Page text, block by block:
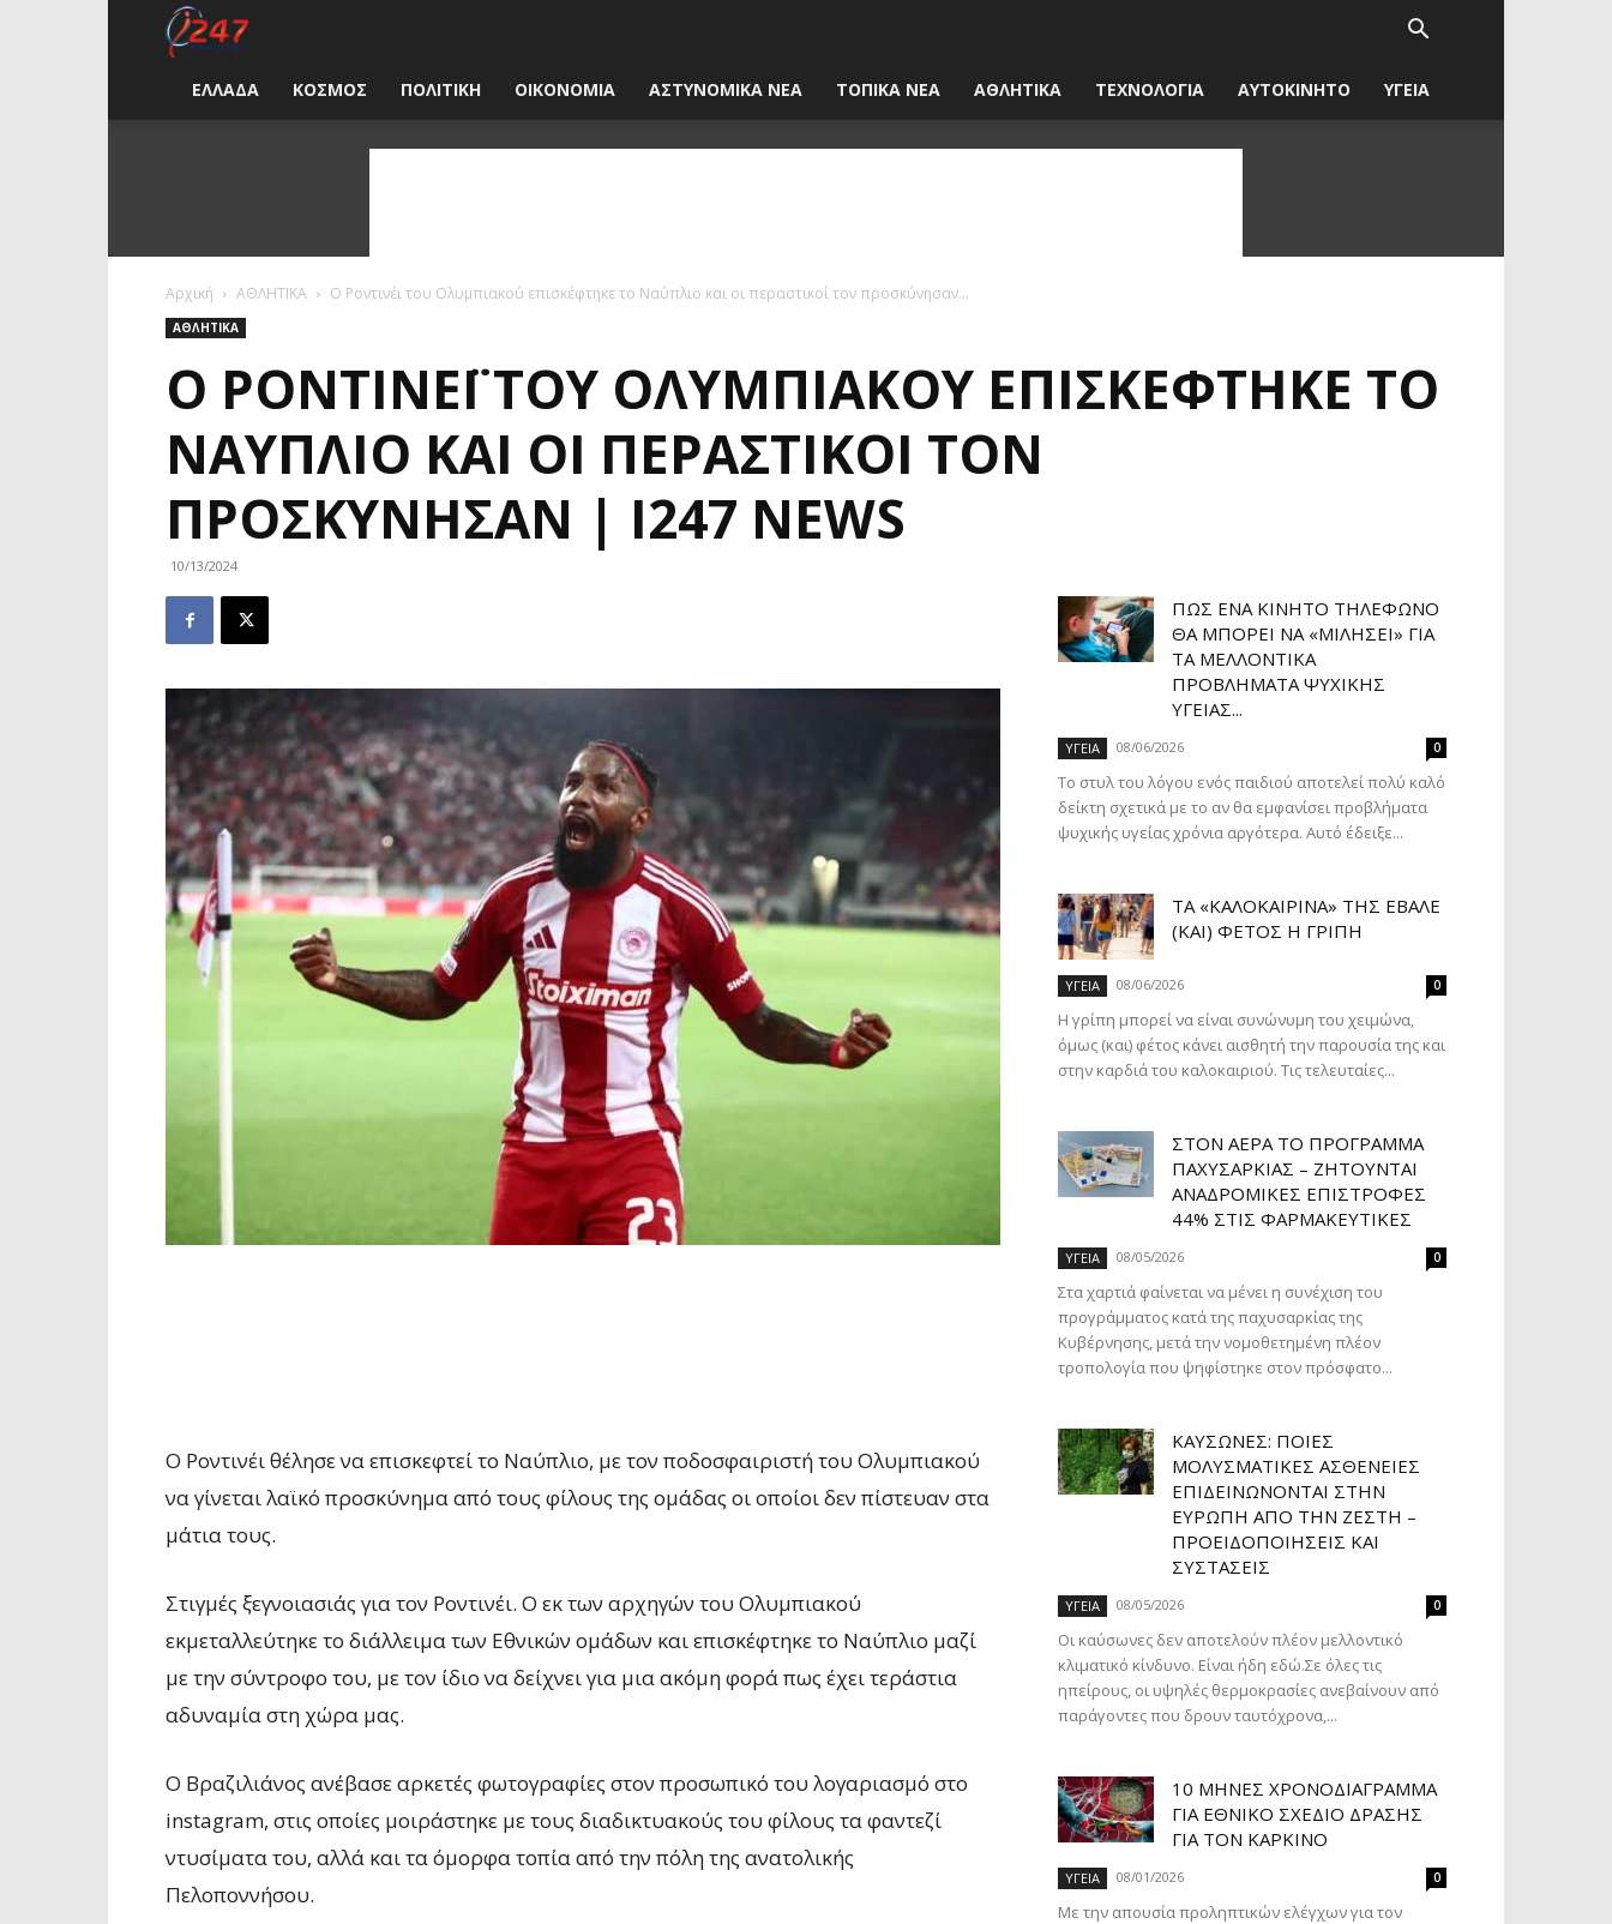
i247
News
ΕΛΛΑΔΑ ΚΟΣΜΟΣ ΠΟΛΙΤΙΚΗ ΟΙΚΟΝΟΜΙΑ ΑΣΤΥΝΟΜΙΚΑ ΝΕΑ ΤΟΠΙΚΑ ΝΕΑ ΑΘΛΗΤΙΚΑ ΤΕΧΝΟΛΟΓΙΑ ΑΥΤΟΚΙΝΗΤΟ ΥΓΕΙΑ
Αρχική ΑΘΛΗΤΙΚΑ Ο Ροντινέι του Ολυμπιακού επισκέφτηκε το Ναύπλιο και οι περαστικοί τον προσκύνησαν...
ΑΘΛΗΤΙΚΑ
Ο ΡΟΝΤΙΝΈΙ ΤΟΥ ΟΛΥΜΠΙΑΚΟΎ ΕΠΙΣΚΈΦΤΗΚΕ ΤΟ
ΝΑΎΠΛΙΟ ΚΑΙ ΟΙ ΠΕΡΑΣΤΙΚΟΊ ΤΟΝ
ΠΡΟΣΚΎΝΗΣΑΝ | I247 NEWS
10/13/2024
Ο Ροντινέι θέλησε να επισκεφτεί το Ναύπλιο, με τον ποδοσφαιριστή του Ολυμπιακού
να γίνεται λαϊκό προσκύνημα από τους φίλους της ομάδας οι οποίοι δεν πίστευαν στα
μάτια τους.
Στιγμές ξεγνοιασιάς για τον Ροντινέι. Ο εκ των αρχηγών του Ολυμπιακού
εκμεταλλεύτηκε το διάλλειμα των Εθνικών ομάδων και επισκέφτηκε το Ναύπλιο μαζί
με την σύντροφο του, με τον ίδιο να δείχνει για μια ακόμη φορά πως έχει τεράστια
αδυναμία στη χώρα μας.
Ο Βραζιλιάνος ανέβασε αρκετές φωτογραφίες στον προσωπικό του λογαριασμό στο
instagram, στις οποίες μοιράστηκε με τους διαδικτυακούς του φίλους τα φαντεζί
ντυσίματα του, αλλά και τα όμορφα τοπία από την πόλη της ανατολικής
Πελοποννήσου.
ΠΏΣ ΈΝΑ ΚΙΝΗΤΌ ΤΗΛΈΦΩΝΟ
ΘΑ ΜΠΟΡΕΊ ΝΑ «ΜΙΛΉΣΕΙ» ΓΙΑ
ΤΑ ΜΕΛΛΟΝΤΙΚΆ
ΠΡΟΒΛΉΜΑΤΑ ΨΥΧΙΚΉΣ
ΥΓΕΊΑΣ...
ΥΓΕΙΑ 08/06/2026 0
Το στυλ του λόγου ενός παιδιού αποτελεί πολύ καλό
δείκτη σχετικά με το αν θα εμφανίσει προβλήματα
ψυχικής υγείας χρόνια αργότερα. Αυτό έδειξε...
ΤΑ «ΚΑΛΟΚΑΙΡΙΝΆ» ΤΗΣ ΈΒΑΛΕ
(ΚΑΙ) ΦΈΤΟΣ Η ΓΡΊΠΗ
ΥΓΕΙΑ 08/06/2026 0
Η γρίπη μπορεί να είναι συνώνυμη του χειμώνα,
όμως (και) φέτος κάνει αισθητή την παρουσία της και
στην καρδιά του καλοκαιριού. Τις τελευταίες...
ΣΤΟΝ ΑΈΡΑ ΤΟ ΠΡΌΓΡΑΜΜΑ
ΠΑΧΥΣΑΡΚΊΑΣ – ΖΗΤΟΎΝΤΑΙ
ΑΝΑΔΡΟΜΙΚΈΣ ΕΠΙΣΤΡΟΦΈΣ
44% ΣΤΙΣ ΦΑΡΜΑΚΕΥΤΙΚΈΣ
ΥΓΕΙΑ 08/05/2026 0
Στα χαρτιά φαίνεται να μένει η συνέχιση του
προγράμματος κατά της παχυσαρκίας της
Κυβέρνησης, μετά την νομοθετημένη πλέον
τροπολογία που ψηφίστηκε στον πρόσφατο...
ΚΑΎΣΩΝΕΣ: ΠΟΙΕΣ
ΜΟΛΥΣΜΑΤΙΚΈΣ ΑΣΘΈΝΕΙΕΣ
ΕΠΙΔΕΙΝΏΝΟΝΤΑΙ ΣΤΗΝ
ΕΥΡΏΠΗ ΑΠΌ ΤΗΝ ΖΈΣΤΗ –
ΠΡΟΕΙΔΟΠΟΙΉΣΕΙΣ ΚΑΙ
ΣΥΣΤΆΣΕΙΣ
ΥΓΕΙΑ 08/05/2026 0
Οι καύσωνες δεν αποτελούν πλέον μελλοντικό
κλιματικό κίνδυνο. Είναι ήδη εδώ.Σε όλες τις
ηπείρους, οι υψηλές θερμοκρασίες ανεβαίνουν από
παράγοντες που δρουν ταυτόχρονα,...
10 ΜΉΝΕΣ ΧΡΟΝΟΔΙΆΓΡΑΜΜΑ
ΓΙΑ ΕΘΝΙΚΌ ΣΧΈΔΙΟ ΔΡΆΣΗΣ
ΓΙΑ ΤΟΝ ΚΑΡΚΊΝΟ
ΥΓΕΙΑ 08/01/2026 0
Με την απουσία προληπτικών ελέγχων για τον